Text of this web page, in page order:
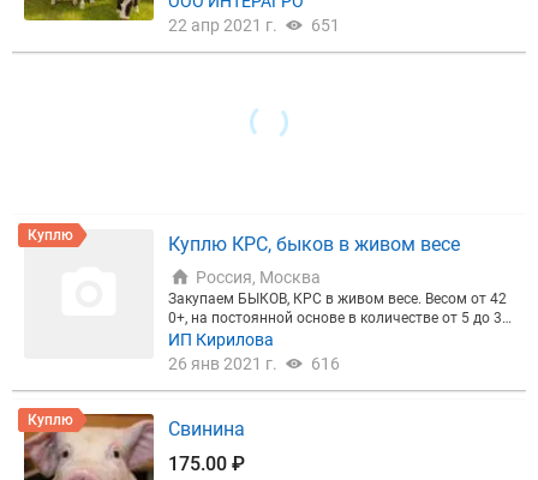
ыки свыше 450 кг. Количество от 25 голов. По мо
лодняку: телки и бычки, от 150 до 300 кг только м
ясная порода. Количество от 35 голов.
22 апр 2021 г.
651
Куплю Куплю КРС, быков в живом весе
Россия, Москва
Закупаем БЫКОВ, КРС в живом весе. Весом от 42
0+, на постоянной основе в количестве от 5 до 30
штук за выезд. Самовывоз. Регионы Ленинградск
ая обл., Псковская обл, Новогордская обл. Оплат
ыки от 130 рублей - 400+, 140 рублей - 450+, 150 р
ровы высшей упитанности, выбраковка от 90 руб
лей.
ИП Кирилова
26 янв 2021 г.
616
Куплю
Свинина
175.00 ₽